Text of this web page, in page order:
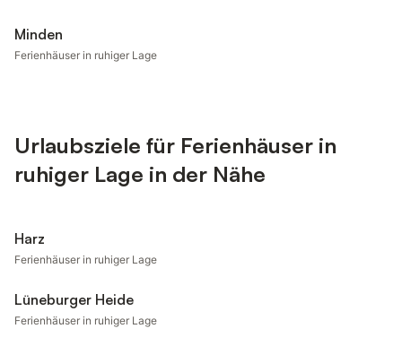
Minden
Ferienhäuser in ruhiger Lage
Urlaubsziele für Ferienhäuser in
ruhiger Lage in der Nähe
Harz
Ferienhäuser in ruhiger Lage
Lüneburger Heide
Ferienhäuser in ruhiger Lage